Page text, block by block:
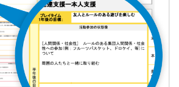
けですか？
聞くだけでなく、テキストに書き込んでいただい
師とで対話したりしながら進めます。
を自宅に帰ってお子さまに実践していただき、そ
だき振り返りしていきます。
わりを習慣的に実践していただけるように、
座学
講師がサポートしていきます。